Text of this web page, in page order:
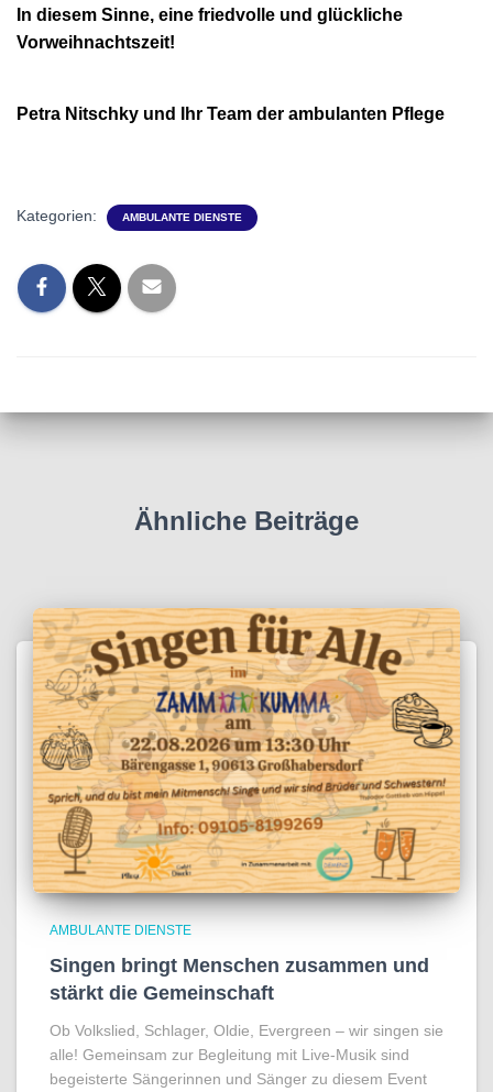
In diesem Sinne, eine friedvolle und glückliche
Vorweihnachtszeit!
Petra Nitschky und Ihr Team der ambulanten Pflege
Kategorien: AMBULANTE DIENSTE
Ähnliche Beiträge
AMBULANTE DIENSTE
Singen bringt Menschen zusammen und
stärkt die Gemeinschaft
Ob Volkslied, Schlager, Oldie, Evergreen – wir singen sie
alle! Gemeinsam zur Begleitung mit Live-Musik sind
begeisterte Sängerinnen und Sänger zu diesem Event